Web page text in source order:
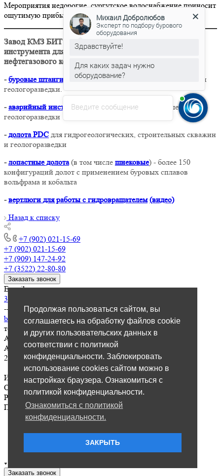
Продолжая пользоваться сайтом, вы
соглашаетесь на обработку файлов cookie
и других пользовательских данных в
соответствии с политикой
конфиденциальности. Заблокировать
использование cookies сайтом можно в
настройках браузера. Ознакомиться с
политикой конфиденциальности.
Ознакомиться с политикой
конфиденциальности.
ЗАКРЫТЬ
Мероприятия недорогие, сургутское водоснабжение приносит
ощутимую прибыль.
Завод КМЗ БИТ изготавливает полный перечень
инструмента для гидрогеологии, геологоразведки,
нефтегазового комплекса:
-буровые штанги для гидрогеологии, строительства,
и
геологоразведки.
-аварийный инструментдля нефтегазового комплекса и
геологоразведки
-долота PDC для гидрогеологических, строительных скважин
и геологоразведки
- лопастные долота (в том числе шнековые) - более 150
конфигураций долот с применением буровых сплавов
вольфрама и кобальта
-вертлюги для работы с гидровращателем (видео)
Назад к списку
+7 (902) 021-15-69
+7 (902) 021-15-69
+7 (909) 147-24-92
+7 (3522) 22-80-80
Заказать звонок
E-mail
3522559108@mail.ru
-------
buh@kurganbur45.ru-бухгалтерия
тел. 8 909 147-19-67
Адрес
Адрес производства: г. Курган, пр-т Машиностроителей,
23В/1
ИП Чунин А.В. ИНН 450139358490 /
ОГРНИП 307450131300055
Режим работы
Пн. – Пт.: с 8:00 до 19:00
Заказать звонок
Введите сообщение
Михаил Добролюбов
Эксперт по подбору бурового
оборудования
Здравствуйте!
Для каких задач нужно
оборудование?